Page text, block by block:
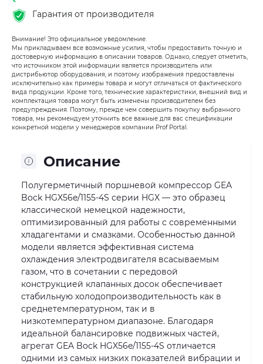
Гарантия от производителя
Внимание! Это официальное уведомление.
Мы прикладываем все возможные усилия, чтобы предоставить точную и
достоверную информацию в описании товаров. Однако, следует отметить,
что источником этой информации является производитель или
дистрибьютор оборудования, и поэтому изображения предоставлены
исключительно как примеры товара и могут отличаться от фактического
вида продукции. Кроме того, технические характеристики, внешний вид и
комплектация товара могут быть изменены производителем без
предупреждения. Поэтому, прежде чем совершить покупку выбранного
товара, мы рекомендуем уточнить все важные для вас спецификации
конкретной модели у менеджеров компании Prof Portal.
Описание
Полугерметичный поршневой компрессор GEA
Bock HGX56e/1155-4S серии HGX — это образец
классической немецкой надежности,
оптимизированный для работы с современными
хладагентами и смазками. Особенностью данной
модели является эффективная система
охлаждения электродвигателя всасываемым
газом, что в сочетании с передовой
конструкцией клапанных досок обеспечивает
стабильную холодопроизводительность как в
среднетемпературном, так и в
низкотемпературном диапазоне. Благодаря
идеальной балансировке подвижных частей,
агрегат GEA Bock HGX56e/1155-4S отличается
одними из самых низких показателей вибрации и